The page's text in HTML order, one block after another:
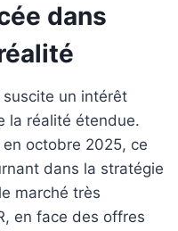
dans
suscite un intérêt
la réalité étendue.
octobre 2025, ce
dans la stratégie
marché très
en face des offres